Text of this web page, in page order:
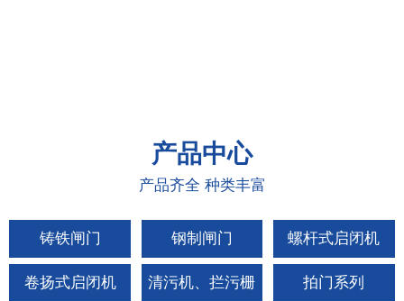
产品中心
产品齐全 种类丰富
铸铁闸门 钢制闸门 螺杆式启闭机
卷扬式启闭机 清污机、拦污栅 拍门系列